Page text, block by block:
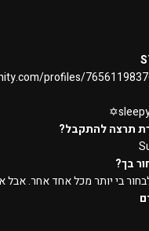
profiles/
תרצה להתקבל?
בך?
בי יותר מכל אחד אחר. אבל